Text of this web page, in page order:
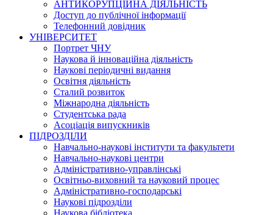
АНТИКОРУПЦІЙНА ДІЯЛЬНІСТЬ
Доступ до публічної інформації
Телефонний довідник
УНІВЕРСИТЕТ
Портрет ЧНУ
Наукова й інноваційна діяльність
Наукові періодичні видання
Освітня діяльність
Сталий розвиток
Міжнародна діяльність
Студентська рада
Асоціація випускників
ПІДРОЗДІЛИ
Навчально-наукові інститути та факультети
Навчально-наукові центри
Адміністративно-управлінські
Освітньо-виховний та науковий процес
Адміністративно-господарські
Наукові підрозділи
Наукова бібліотека